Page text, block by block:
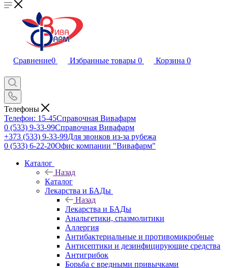
Сравнение0 Избранные товары 0 Корзина 0
Телефоны
Телефон: 15-45Справочная Вивафарм
0 (533) 9-33-99Справочная Вивафарм
+373 (533) 9-33-99Для звонков из-за рубежа
0 (533) 6-22-20Офис компании "Вивафарм"
Каталог
Назад
Каталог
Лекарства и БАДы
Назад
Лекарства и БАДы
Анальгетики, спазмолитики
Аллергия
Антибактериальные и противомикробные
Антисептики и дезинфицирующие средства
Антигрибок
Борьба с вредными привычками